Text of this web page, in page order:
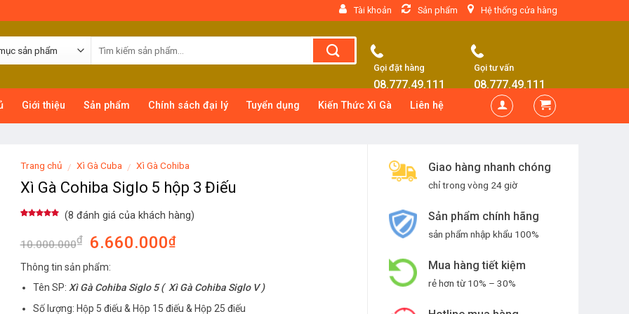
Tài khoản Sản phẩm Hệ thống cửa hàng
Gọi đặt hàng
08.777.49.111
Gọi tư vấn
08.777.49.111
Giới thiệu Sản phẩm Chính sách đại lý Tuyển dụng Kiến Thức Xì Gà Liên hệ
Giao hàng nhanh chóng
chỉ trong vòng 24 giờ
Sản phẩm chính hãng
sản phẩm nhập khẩu 100%
Mua hàng tiết kiệm
rẻ hơn từ 10% – 30%
Trang chủ / Xì Gà Cuba / Xì Gà Cohiba
Xì Gà Cohiba Siglo 5 hộp 3 Điếu
đánh giá
(8 đánh giá của khách hàng)
10.000.000₫ 6.660.000₫
Thông tin sản phẩm:
Tên SP: Xì Gà Cohiba Siglo 5 ( Xì Gà Cohiba Siglo V )
Số lượng: Hộp 5 điếu & Hộp 15 điếu & Hộp 25 điếu